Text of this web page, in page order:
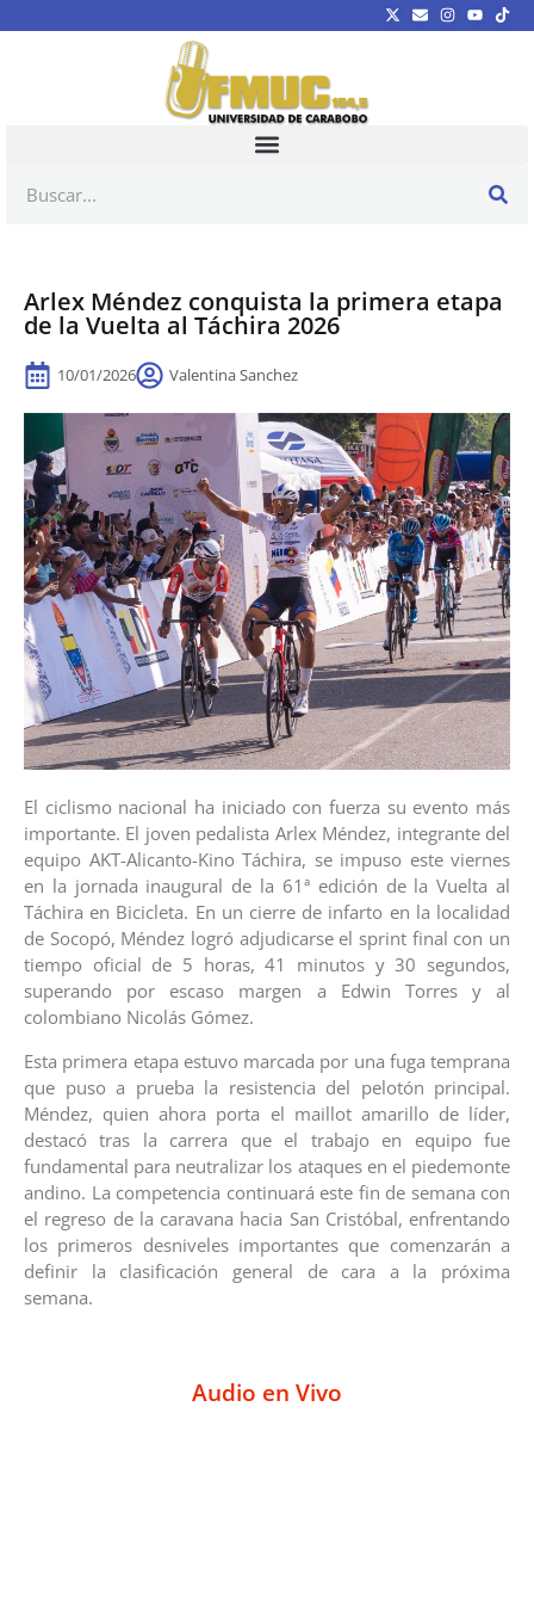
Arlex Méndez conquista la primera etapa
de la Vuelta al Táchira 2026
10/01/2026 Valentina Sanchez
El ciclismo nacional ha iniciado con fuerza su evento más
importante. El joven pedalista Arlex Méndez, integrante del
equipo AKT-Alicanto-Kino Táchira, se impuso este viernes
en la jornada inaugural de la 61ª edición de la Vuelta al
Táchira en Bicicleta. En un cierre de infarto en la localidad
de Socopó, Méndez logró adjudicarse el sprint final con un
tiempo oficial de 5 horas, 41 minutos y 30 segundos,
superando por escaso margen a Edwin Torres y al
colombiano Nicolás Gómez.
Esta primera etapa estuvo marcada por una fuga temprana
que puso a prueba la resistencia del pelotón principal.
Méndez, quien ahora porta el maillot amarillo de líder,
destacó tras la carrera que el trabajo en equipo fue
fundamental para neutralizar los ataques en el piedemonte
andino. La competencia continuará este fin de semana con
el regreso de la caravana hacia San Cristóbal, enfrentando
los primeros desniveles importantes que comenzarán a
definir la clasificación general de cara a la próxima
semana.
Audio en Vivo